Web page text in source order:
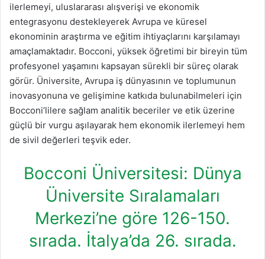
ilerlemeyi, uluslararası alışverişi ve ekonomik
entegrasyonu destekleyerek Avrupa ve küresel
ekonominin araştırma ve eğitim ihtiyaçlarını karşılamayı
amaçlamaktadır. Bocconi, yüksek öğretimi bir bireyin tüm
profesyonel yaşamını kapsayan sürekli bir süreç olarak
görür. Üniversite, Avrupa iş dünyasının ve toplumunun
inovasyonuna ve gelişimine katkıda bulunabilmeleri için
Bocconi’lilere sağlam analitik beceriler ve etik üzerine
güçlü bir vurgu aşılayarak hem ekonomik ilerlemeyi hem
de sivil değerleri teşvik eder.
Bocconi Üniversitesi: Dünya
Üniversite Sıralamaları
Merkezi’ne göre 126-150.
sırada. İtalya’da 26. sırada.